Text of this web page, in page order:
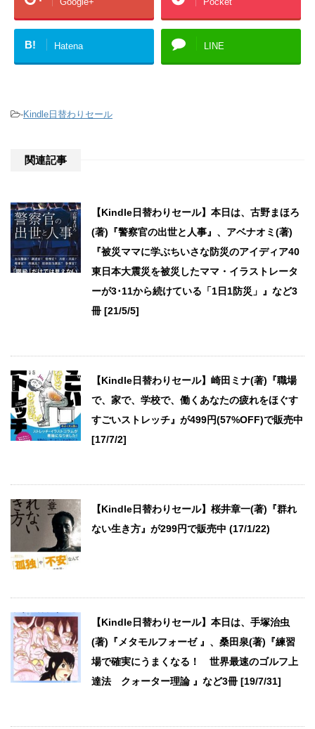
B! Hatena LINE
-Kindle日替わりセール
関連記事
【Kindle日替わりセール】本日は、古野まほろ
(著)『警察官の出世と人事』、アベナオミ(著)
『被災ママに学ぶちいさな防災のアイディア40
東日本大震災を被災したママ・イラストレータ
ーが3･11から続けている「1日1防災」』など3
冊 [21/5/5]
【Kindle日替わりセール】崎田ミナ(著)『職場
で、家で、学校で、働くあなたの疲れをほぐす
すごいストレッチ』が499円(57%OFF)で販売中
[17/7/2]
【Kindle日替わりセール】桜井章一(著)『群れ
ない生き方』が299円で販売中 (17/1/22)
【Kindle日替わりセール】本日は、手塚治虫
(著)『メタモルフォーゼ 』、桑田泉(著)『練習
場で確実にうまくなる！ 世界最速のゴルフ上
達法 クォーター理論 』など3冊 [19/7/31]